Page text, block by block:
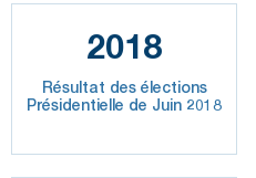
2018
Résultat des élections
Présidentielle de Juin 2018